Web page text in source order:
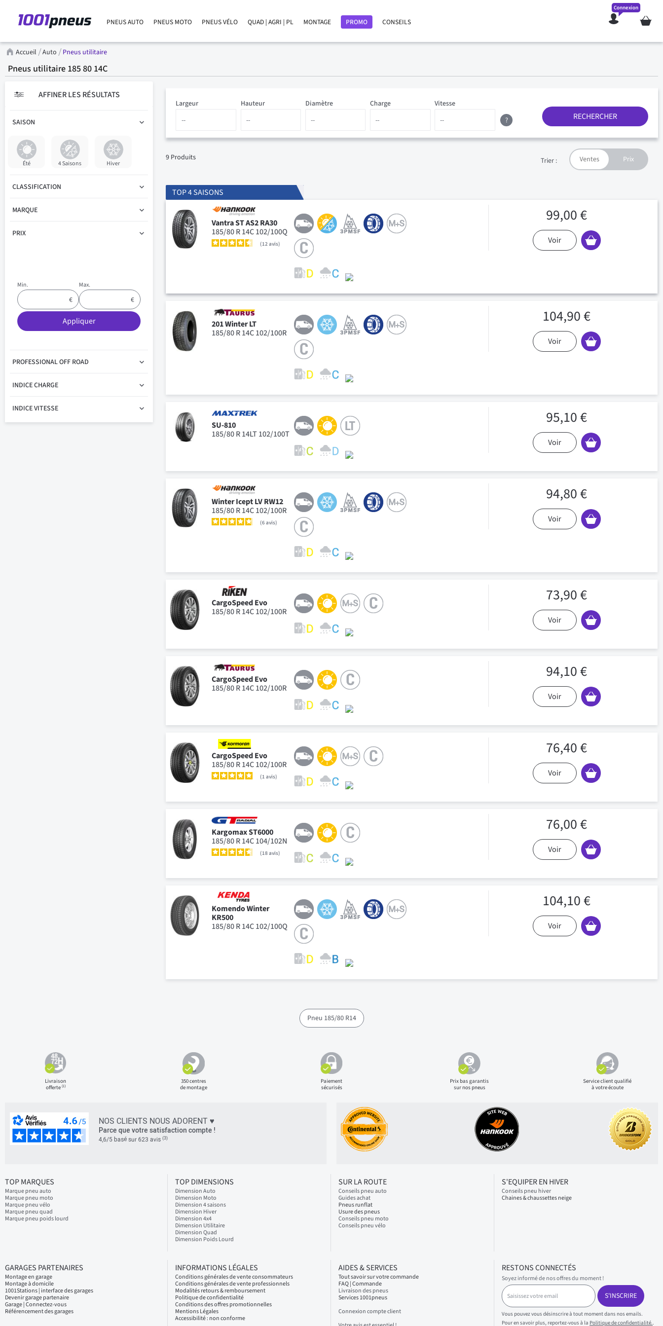
PNEUS AUTO PNEUS MOTO PNEUS VÉLO QUAD | AGRI | PL MONTAGE PROMO CONSEILS Mon
Connexion
Accueil Auto Pneus utilitaire
Pneus utilitaire 185 80 14C
Diamètre
Hauteur Charge Vitesse
Largeur
?
RECHERCHER
9 Produits Trier :
TOP 4 SAISONS
Vantra ST AS2 RA30
185/80 R 14C 102/100Q
12avis
99,00 €
Voir
201 Winter LT
185/80 R 14C 102/100R
104,90 €
Voir
SU-810
185/80 R 14LT 102/100T
95,10 €
Voir
Winter Icept LV RW12
185/80 R 14C 102/100R
6avis
94,80 €
Voir
CargoSpeed Evo
185/80 R 14C 102/100R
73,90 €
Voir
CargoSpeed Evo
185/80 R 14C 102/100R
94,10 €
Voir
CargoSpeed Evo
185/80 R 14C 102/100R
1avis
76,40 €
Voir
Kargomax ST6000
185/80 R 14C 104/102N
18avis
76,00 €
Voir
Komendo Winter
KR500
185/80 R 14C 102/100Q
104,10 €
Voir
AFFINER LES RÉSULTATS
SAISON
Été 4 Saisons Hiver
CLASSIFICATION
MARQUE
PRIX
Min. Max.
Appliquer
PROFESSIONAL OFF ROAD
INDICE CHARGE
INDICE VITESSE
Pneu 185/80 R14
Livraison
offerte(1)
350 centres
de montage
Paiement
sécurisés
Prix basgarantis
sur nos pneus
Service client qualifié
à votre écoute
NOS CLIENTS NOUS ADORENT ♥
Parce que votre satisfaction compte !
4,6/5 basé sur 623 avis (3)
TOP MARQUES
Marque pneu auto
Marque pneu moto
Marque pneu vélo
Marque pneu quad
Marque pneu poids lourd
TOP DIMENSIONS
Dimension Auto
Dimension Moto
Dimension 4 saisons
Dimension Hiver
Dimension 4x4
Dimension Utilitaire
Dimension Quad
Dimension Poids Lourd
SUR LA ROUTE
Conseils pneu auto
Guides achat
Pneus runflat
Usure des pneus
Conseils pneu moto
Conseils pneu vélo
S'EQUIPER EN HIVER
Conseils pneu hiver
Chaines & chaussettes neige
GARAGES PARTENAIRES
Montage en garage
Montage à domicile
1001Stations | interface des garages
Devenir garage partenaire
Garage | Connectez-vous
Référencement des garages
INFORMATIONS LÉGALES
Conditions générales de vente consommateurs
Conditions générales de vente professionnels
Modalités retours & remboursement
Politique de confidentialité
Conditions des offres promotionnelles
Mentions Légales
Accessibilité : non conforme
AIDES & SERVICES
Tout savoir sur votre commande
FAQ | Commande
Livraison des pneus
Services 1001pneus
Connexion compte client
RESTONS CONNECTÉS
Soyez informé de nos offres du moment !
S
a
s
i
S'INSCRIRE
Vous pouvez vous désinscrire à tout moment dans nos emails.
Pour en savoir plus, reportez-vous à la Politique de confidentialité..